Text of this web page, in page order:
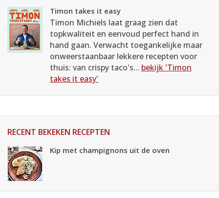
Timon takes it easy
Timon Michiels laat graag zien dat
topkwaliteit en eenvoud perfect hand in
hand gaan. Verwacht toegankelijke maar
onweerstaanbaar lekkere recepten voor
thuis: van crispy taco's... bekijk 'Timon
takes it easy'
RECENT BEKEKEN RECEPTEN
Kip met champignons uit de oven